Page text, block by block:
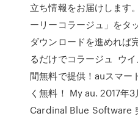
立ち情報をお届けします
ーリーコラージュ」をタ
ダウンロードを進めれば
るだけでコラージュ ウ
間無料で提供！auスマー
く無料！ My au. 2017年3
Cardinal Blue Software